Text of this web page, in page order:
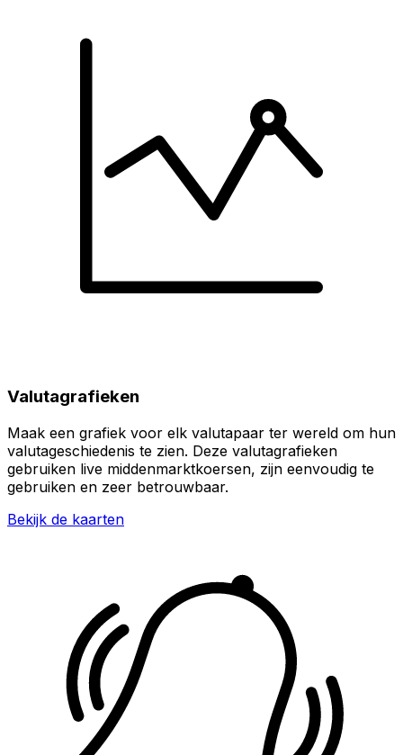
Valutagrafieken
Maak een grafiek voor elk valutapaar ter wereld om hun
valutageschiedenis te zien. Deze valutagrafieken
gebruiken live middenmarktkoersen, zijn eenvoudig te
gebruiken en zeer betrouwbaar.
Bekijk de kaarten